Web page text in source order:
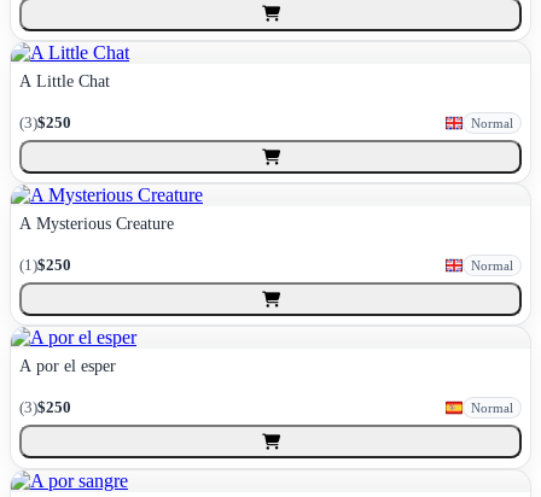
A Little Chat
(3)$250 Normal
A Mysterious Creature
(1)$250 Normal
A por el esper
(3)$250 Normal